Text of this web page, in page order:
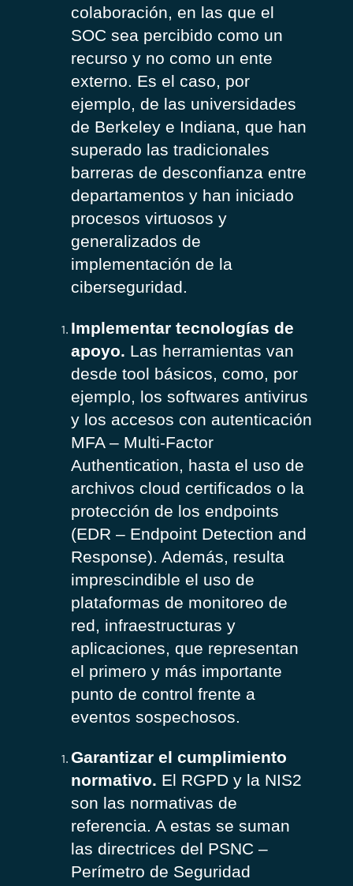
colaboración, en las que el
SOC sea percibido como un
recurso y no como un ente
externo. Es el caso, por
ejemplo, de las universidades
de Berkeley e Indiana, que han
superado las tradicionales
barreras de desconfianza entre
departamentos y han iniciado
procesos virtuosos y
generalizados de
implementación de la
ciberseguridad.
Implementar tecnologías de
apoyo. Las herramientas van
desde tool básicos, como, por
ejemplo, los softwares antivirus
y los accesos con autenticación
MFA – Multi-Factor
Authentication, hasta el uso de
archivos cloud certificados o la
protección de los endpoints
(EDR – Endpoint Detection and
Response). Además, resulta
imprescindible el uso de
plataformas de monitoreo de
red, infraestructuras y
aplicaciones, que representan
el primero y más importante
punto de control frente a
eventos sospechosos.
Garantizar el cumplimiento
normativo. El RGPD y la NIS2
son las normativas de
referencia. A estas se suman
las directrices del PSNC –
Perímetro de Seguridad